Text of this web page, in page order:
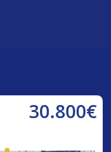
30.800€